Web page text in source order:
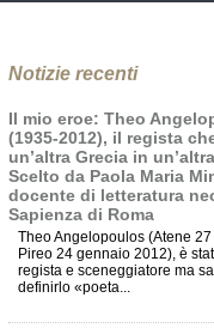
Notizie recenti
Il mio eroe: Theo
(1935-2012), il regista
un’altra Grecia in
Scelto da Paola Maria
docente di letteratura
Sapienza di Roma
Theo Angelopoulos (Atene
Pireo 24 gennaio 2012), è
regista e sceneggiatore ma
definirlo «poeta...